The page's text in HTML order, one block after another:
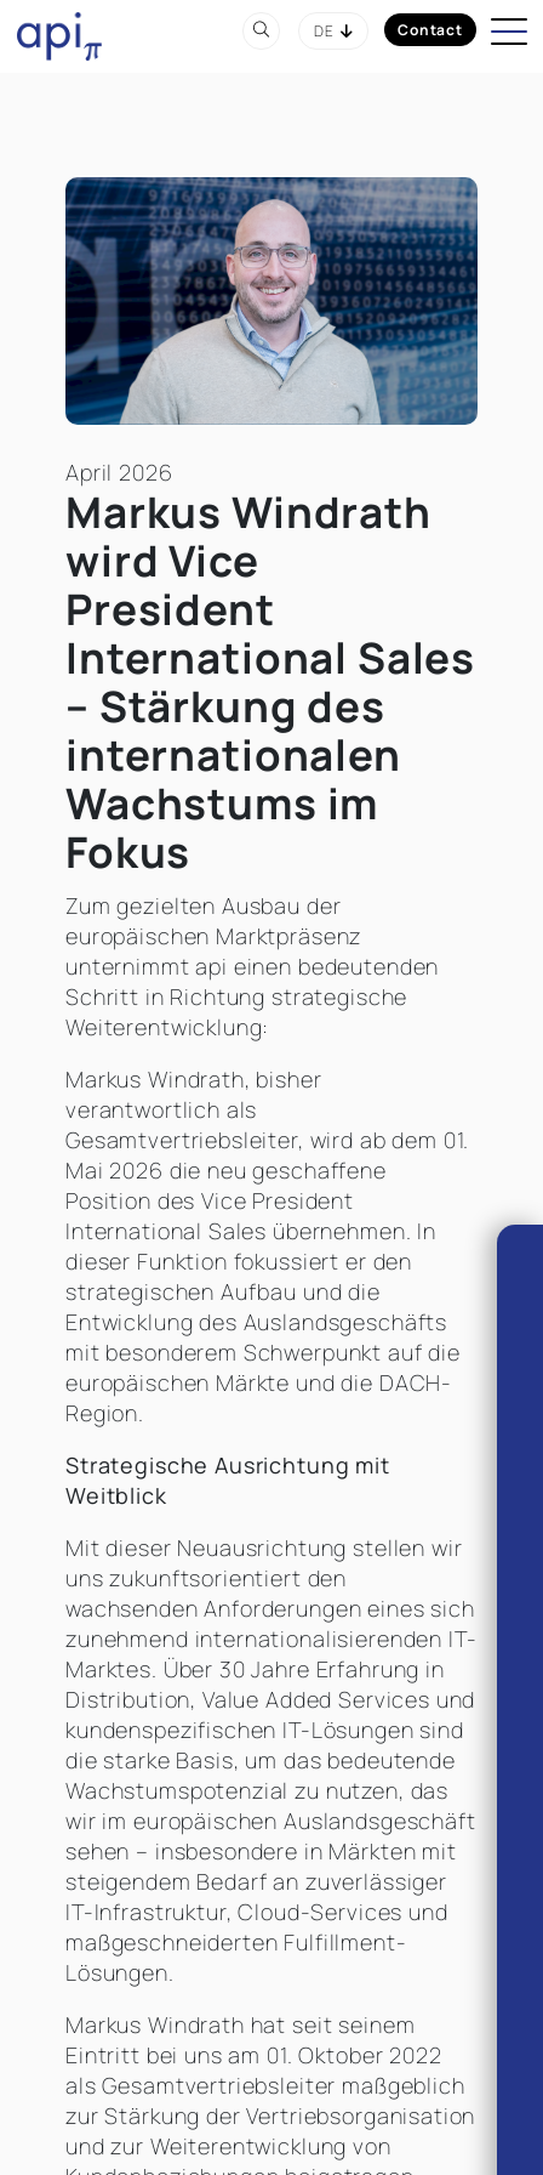
DE Contact
April 2026
Markus Windrath
wird Vice
President
International Sales
– Stärkung des
internationalen
Wachstums im
Fokus
Zum gezielten Ausbau der
europäischen Marktpräsenz
unternimmt api einen bedeutenden
Schritt in Richtung strategische
Weiterentwicklung:
Markus Windrath, bisher
verantwortlich als
Gesamtvertriebsleiter, wird ab dem 01.
Mai 2026 die neu geschaffene
Position des Vice President
International Sales übernehmen. In
dieser Funktion fokussiert er den
strategischen Aufbau und die
Entwicklung des Auslandsgeschäfts
mit besonderem Schwerpunkt auf die
europäischen Märkte und die DACH-
Region.
Strategische Ausrichtung mit
Weitblick
Mit dieser Neuausrichtung stellen wir
uns zukunftsorientiert den
wachsenden Anforderungen eines sich
zunehmend internationalisierenden IT-
Marktes. Über 30 Jahre Erfahrung in
Distribution, Value Added Services und
kundenspezifischen IT-Lösungen sind
die starke Basis, um das bedeutende
Wachstumspotenzial zu nutzen, das
wir im europäischen Auslandsgeschäft
sehen – insbesondere in Märkten mit
steigendem Bedarf an zuverlässiger
IT-Infrastruktur, Cloud-Services und
maßgeschneiderten Fulfillment-
Lösungen.
Markus Windrath hat seit seinem
Eintritt bei uns am 01. Oktober 2022
als Gesamtvertriebsleiter maßgeblich
zur Stärkung der Vertriebsorganisation
und zur Weiterentwicklung von